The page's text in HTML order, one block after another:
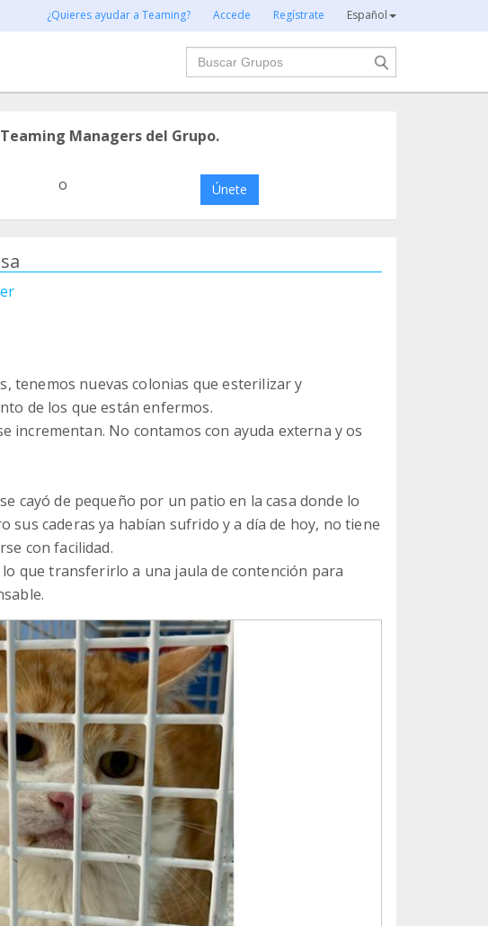
¿Quieres ayudar a Teaming? Accede Regístrate Español
Buscar
Managers del Grupo.
o Únete
tenemos nuevas colonias que esterilizar y
de los que están enfermos.
incrementan. No contamos con ayuda externa y os
cayó de pequeño por un patio en la casa donde lo
sus caderas ya habían sufrido y a día de hoy, no tiene
con facilidad.
que transferirlo a una jaula de contención para